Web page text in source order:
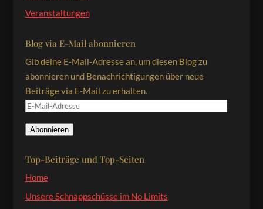
Veranstaltungen
Blog via E-Mail abonnieren
Gib deine E-Mail-Adresse an, um diesen Blog zu
abonnieren und Benachrichtigungen über neue
Beiträge via E-Mail zu erhalten.
E-
Adresse
Abonnieren
Top-Beiträge und Top-Seiten
Home
Unsere Schnappschüsse im No Limits